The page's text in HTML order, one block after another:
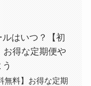
ルはいつ？【初
お得な定期便や
無料】お得な定期